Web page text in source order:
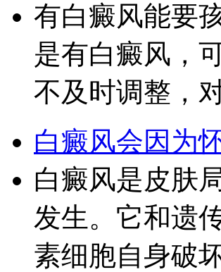
有白癜风能要
是有白癜风，
不及时调整，
白癜风会因为
白癜风是皮肤
发生。它和遗
素细胞自身破